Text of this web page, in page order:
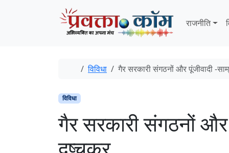
राजनीति
Home
विविधा गैर सरकारी संगठनों और पूंजीवादी -
विविधा
गैर सरकारी संगठनों और